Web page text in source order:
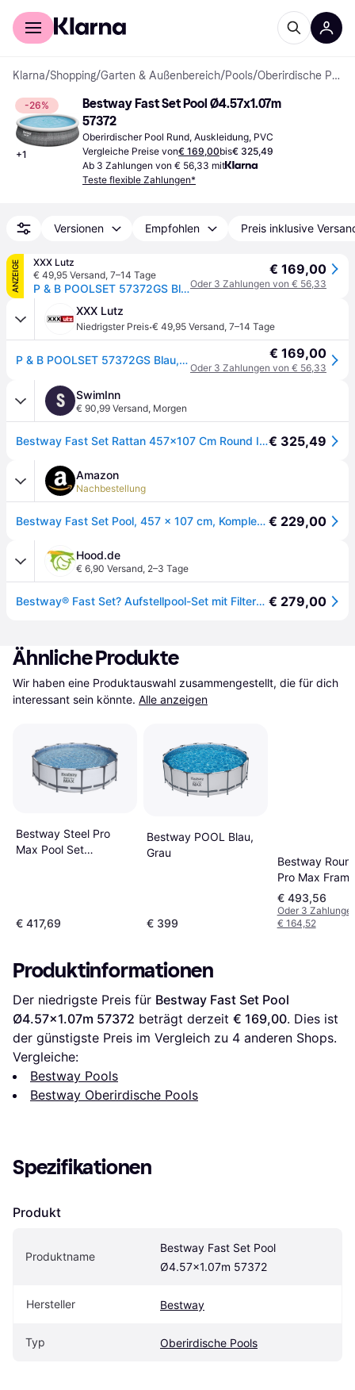
Für Shopper
Klarna/Shopping/Garten & Außenbereich/Pools/ Oberirdische Pools
-26%
+1
Bestway Fast Set Pool Ø4.57x1.07m
57372
Oberirdischer Pool Rund, Auskleidung, PVC
Vergleiche Preise von€ 169,00bis€ 325,49
Ab 3 Zahlungen von € 56,33 mit
Teste flexible Zahlungen*
Versionen Empfohlen Preis inklusive
ANZEIGE
XXX Lutz
€ 49,95 Versand, 7–14 Tage
P & B POOLSET 57372GS Blau, Grau, Weiß xxxlutz.at
€ 169,00
Oder 3 Zahlungen von € 56,33
XXX Lutz
Niedrigster Preis·€ 49,95 Versand, 7–14 Tage
P & B POOLSET 57372GS Blau, Grau, Weiß xxxlutz.at € 169,00
Oder 3 Zahlungen von € 56,33
S SwimInn
€ 90,99 Versand, Morgen
Bestway Fast Set Rattan 457x107 Cm Round Inflatable Pool Grau 12362 Liters€ 325,49
Amazon
Nachbestellung
Bestway Fast Set Pool, 457 x 107 cm, Komplett-Set mit Filterpumpe, rund, graue Rattan-Optik € 229,00
Hood.de
€ 6,90 Versand, 2–3 Tage
Bestway® Fast Set? Aufstellpool-Set mit Filterpumpe Ø 457 x 107 cm € 279,00
Ähnliche Produkte
Wir haben eine Produktauswahl zusammengestellt, die für dich
interessant sein könnte. Alle anzeigen
Bestway Steel Pro
Max Pool Set
€ 417,69
Bestway POOL Blau,
Grau
€ 399
Bestway
Pro Max
Set
€ 493,56
Oder 3
€ 164,52
Produktinformationen
Der niedrigste Preis für Bestway Fast Set Pool
Ø4.57x1.07m 57372 beträgt derzeit € 169,00. Dies ist
der günstigste Preis im Vergleich zu 4 anderen Shops.
Vergleiche:
Bestway Pools
Bestway Oberirdische Pools
Spezifikationen
Produkt
Produktname
Bestway Fast Set Pool
Ø4.57x1.07m 57372
Hersteller Bestway
Typ Oberirdische Pools